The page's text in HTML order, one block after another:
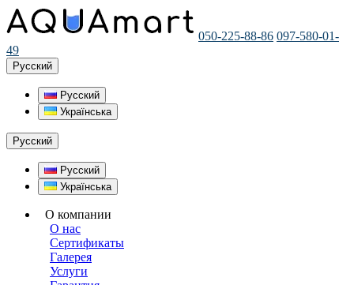
050-225-88-86 097-580-01-
49
Русский
Русский
Українська
Русский
Русский
Українська
О компании
О нас
Сертификаты
Галерея
Услуги